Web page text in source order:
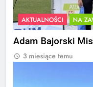
AKTUALNOŚCI NA
Adam Bajorski
3 miesiące temu